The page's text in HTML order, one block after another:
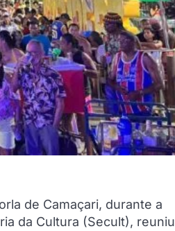
de Camaçari, durante a
da Cultura (Secult), reuniu